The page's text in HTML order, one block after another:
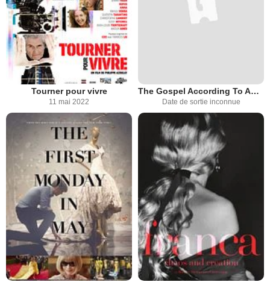
Tourner pour vivre
11 mai 2022
The Gospel According To André
Date de sortie inconnue